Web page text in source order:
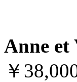
Anne
￥